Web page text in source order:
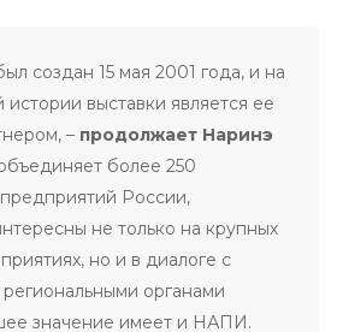
создан 15 мая 2001 года, и на
выставки является ее
– продолжает Наринэ
более 250
России,
не только на крупных
но и в диалоге с
органами
значение имеет и НАПИ.